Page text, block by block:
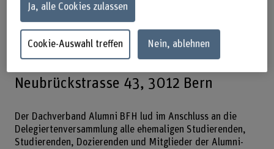
Erfolg. 280 Teilnehmende lauschten
den Inputreferaten und der Live-Band.
31.05.2017, 17.30–22.00 Uhr –
Neubrückstrasse 43, 3012 Bern
Der Dachverband Alumni BFH lud im Anschluss an die
Delegiertenversammlung alle ehemaligen Studierenden,
Studierenden, Dozierenden und Mitglieder der Alumni-
Ja, alle Cookies zulassen
Cookie-Auswahl treffen Nein, ablehnen